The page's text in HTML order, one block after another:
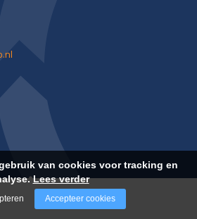
BV
van cookies voor tracking en
Lees verder
Accepteer cookies